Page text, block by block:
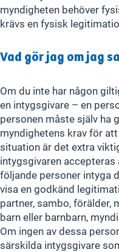
myndigheten behöver
krävs en fysisk
Vad gör jag om jag
Om du inte har någon
en intygsgivare – en
personen måste själv ha
myndighetens krav för
situation är det extra
intygsgivaren accepteras
följande personer intyga
visa en godkänd
partner, sambo, förälder,
barn eller barnbarn,
Om ingen av dessa
särskilda intygsgivare